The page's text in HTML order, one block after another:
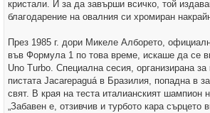
кристали. И за да завърши всичко, той
благодарение на овалния си хромиран
През 1985 г. дори Микеле Алборето,
във Формула 1 по това време, искаше да се
Uno Turbo. Специална сесия, организирана за
пистата Jacarepaguá в Бразилия, попадна в
свят. В края на теста италианският шампион
„Забавен е, отзивчив и турбото кара сърцето